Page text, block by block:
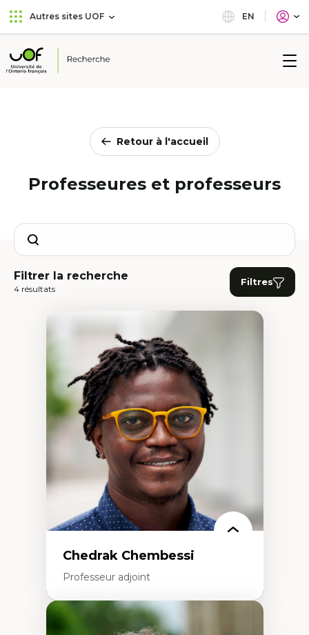
Aller
au
principal
Passer
au
Autres sites UOF EN
Université
Retour à l'accueil
Professeures et professeurs
Search
Filtrer la recherche
4 résultats
Filtres
Chedrak Chembessi
Professeur adjoint